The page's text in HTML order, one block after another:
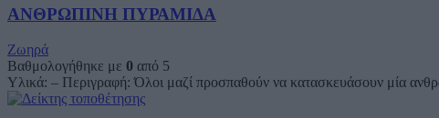
ΑΝΘΡΩΠΙΝΗ ΠΥΡΑΜΙΔΑ
Ζωηρά
Βαθμολογήθηκε με 0 από 5
Υλικά: – Περιγραφή: Όλοι μαζί προσπαθούν να κατασκευάσουν μία